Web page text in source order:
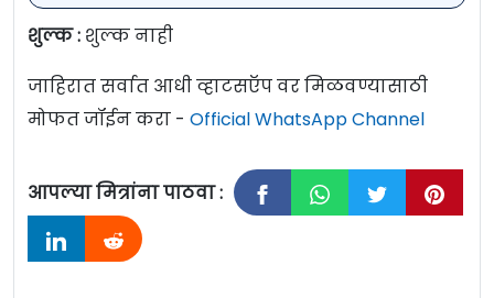
शुल्क : शुल्क नाही
जाहिरात सर्वात आधी व्हाटसऍप वर मिळवण्यासाठी
मोफत जॉईन करा - Official WhatsApp Channel
आपल्या मित्रांना पाठवा :